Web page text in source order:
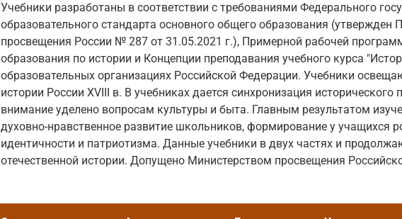
Учебники разработаны в соответствии с требованиями Федерального
образовательного стандарта основного общего образования (утвержден
просвещения России № 287 от 31.05.2021 г.), Примерной рабочей
образования по истории и Концепции преподавания учебного курса
образовательных организациях Российской Федерации. Учебники
истории России XVIII в. В учебниках дается синхронизация исторического
внимание уделено вопросам культуры и быта. Главным результатом
духовно-нравственное развитие школьников, формирование у учащихся
идентичности и патриотизма. Данные учебники в двух частях и
отечественной истории. Допущено Министерством просвещения